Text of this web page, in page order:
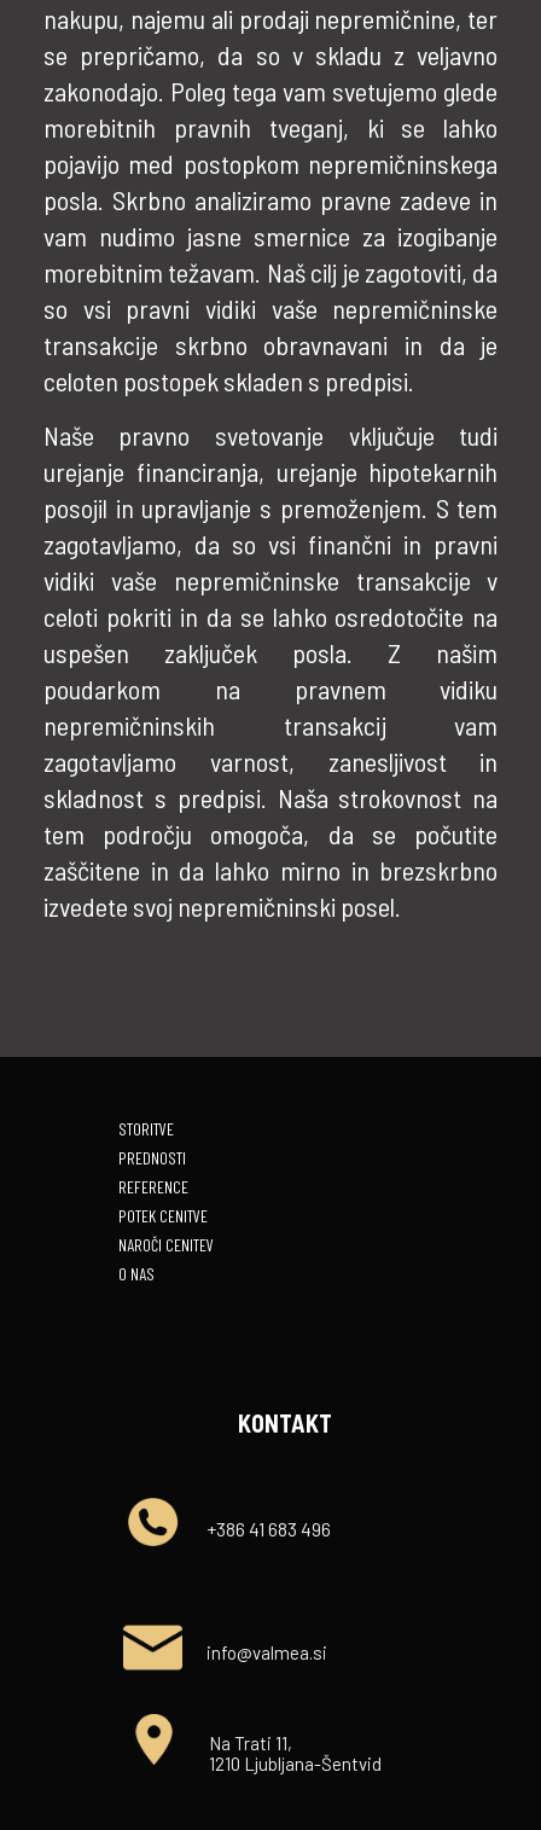
nakupu, najemu ali prodaji nepremičnine, ter
se prepričamo, da so v skladu z veljavno
zakonodajo. Poleg tega vam svetujemo glede
morebitnih pravnih tveganj, ki se lahko
pojavijo med postopkom nepremičninskega
posla. Skrbno analiziramo pravne zadeve in
vam nudimo jasne smernice za izogibanje
morebitnim težavam. Naš cilj je zagotoviti, da
so vsi pravni vidiki vaše nepremičninske
transakcije skrbno obravnavani in da je
celoten postopek skladen s predpisi.
Naše pravno svetovanje vključuje tudi
urejanje financiranja, urejanje hipotekarnih
posojil in upravljanje s premoženjem. S tem
zagotavljamo, da so vsi finančni in pravni
vidiki vaše nepremičninske transakcije v
celoti pokriti in da se lahko osredotočite na
uspešen zaključek posla. Z našim
poudarkom na pravnem vidiku
nepremičninskih transakcij vam
zagotavljamo varnost, zanesljivost in
skladnost s predpisi. Naša strokovnost na
tem področju omogoča, da se počutite
zaščitene in da lahko mirno in brezskrbno
izvedete svoj nepremičninski posel.
STORITVE
PREDNOSTI
REFERENCE
POTEK CENITVE
NAROČI CENITEV
O NAS
KONTAKT
+386 41 683 496
info@valmea.si
Na Trati 11,
1210 Ljubljana-Šentvid